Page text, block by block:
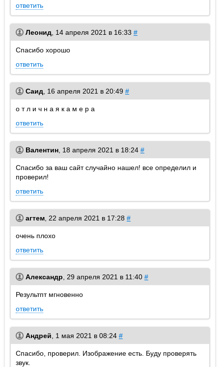
ответить
Леонид 14 апреля 2021 в 16:33 #
Спасибо хорошо
ответить
Саид 16 апреля 2021 в 20:49 #
о т л и ч н а я к а м е р а
ответить
Валентин 18 апреля 2021 в 18:24 #
Спасибо за ваш сайт случайно нашел! все определил и
проверил!
ответить
агтем 22 апреля 2021 в 17:28 #
очень плохо
ответить
Александр 29 апреля 2021 в 11:40 #
Результпт мгновенно
ответить
Андрей 1 мая 2021 в 08:24 #
Спасибо, проверил. Изображение есть. Буду проверять
звук.